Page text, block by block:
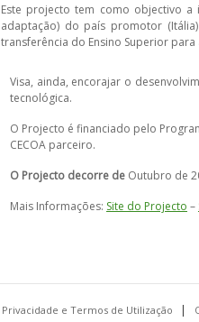
Este projecto tem como objectivo a
adaptação) do país promotor
transferência do Ensino Superior
Visa, ainda, encorajar o
tecnológica.
O Projecto é financiado pelo
CECOA parceiro.
O Projecto decorre de Outubro de
Mais Informações: Site do Projecto –
Privacidade e Termos de Utilização